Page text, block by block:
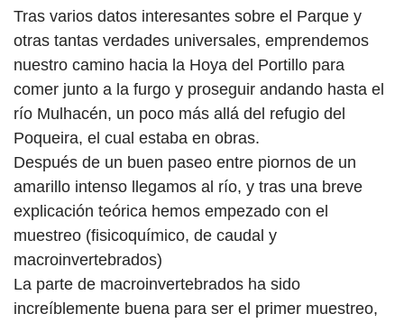
Tras varios datos interesantes sobre el Parque y
otras tantas verdades universales, emprendemos
nuestro camino hacia la Hoya del Portillo para
comer junto a la furgo y proseguir andando hasta el
río Mulhacén, un poco más allá del refugio del
Poqueira, el cual estaba en obras.
Después de un buen paseo entre piornos de un
amarillo intenso llegamos al río, y tras una breve
explicación teórica hemos empezado con el
muestreo (fisicoquímico, de caudal y
macroinvertebrados)
La parte de macroinvertebrados ha sido
increíblemente buena para ser el primer muestreo,